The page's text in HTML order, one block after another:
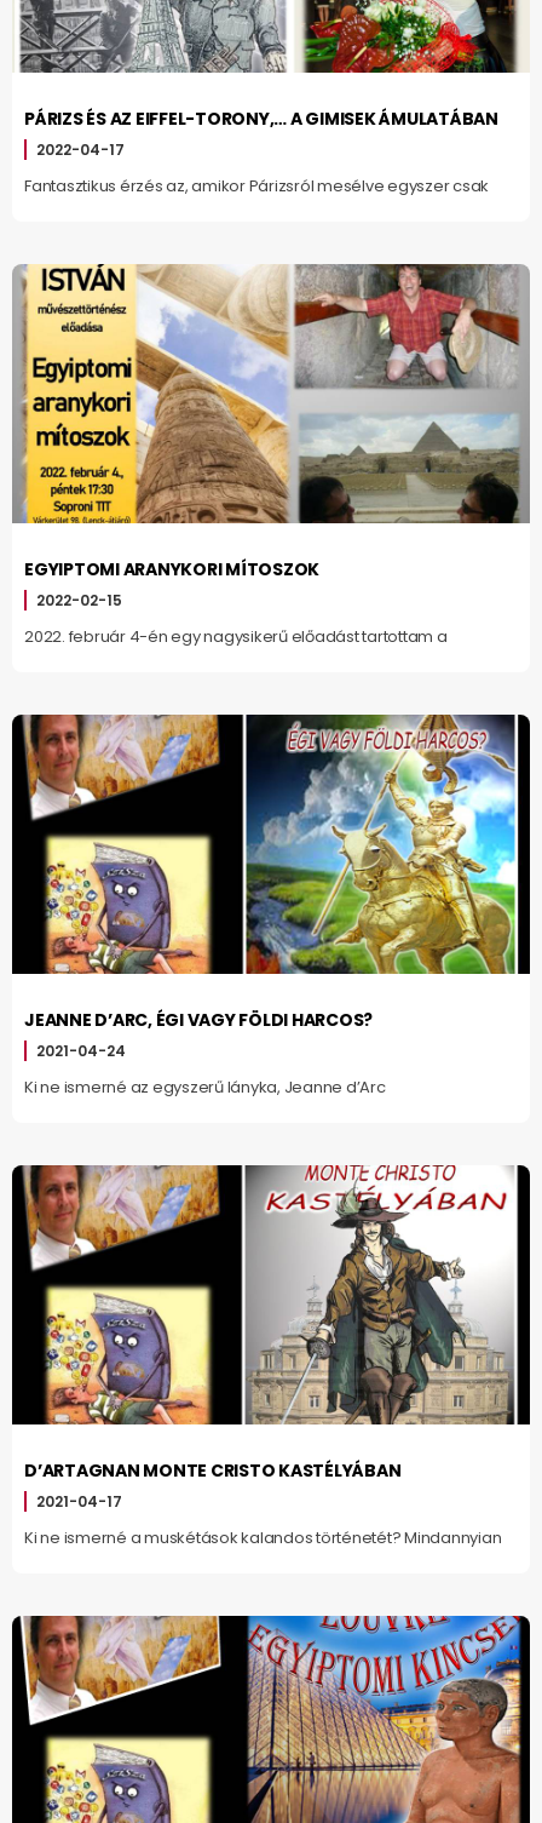
PÁRIZS ÉS AZ EIFFEL-TORONY,… A GIMISEK ÁMULATÁBAN
2022-04-17
Fantasztikus érzés az, amikor Párizsról mesélve egyszer csak
EGYIPTOMI ARANYKORI MÍTOSZOK
2022-02-15
2022. február 4-én egy nagysikerű előadást tartottam a
JEANNE D’ARC, ÉGI VAGY FÖLDI HARCOS?
2021-04-24
Ki ne ismerné az egyszerű lányka, Jeanne d’Arc
D’ARTAGNAN MONTE CRISTO KASTÉLYÁBAN
2021-04-17
Ki ne ismerné a muskétások kalandos történetét? Mindannyian